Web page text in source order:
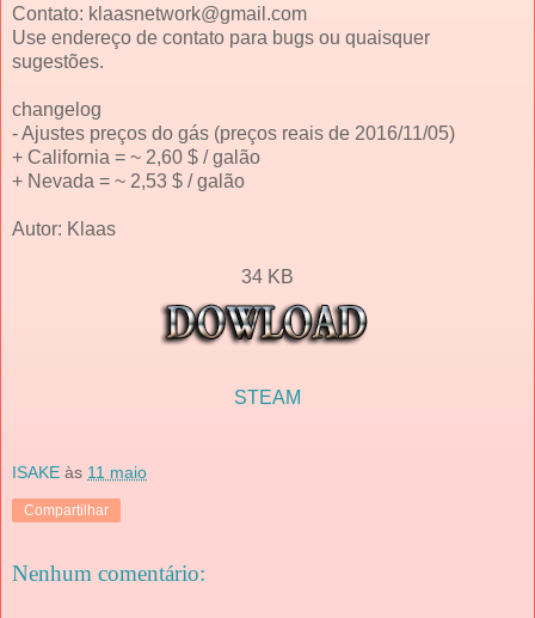
Contato: klaasnetwork@gmail.com
Use endereço de contato para bugs ou quaisquer
sugestões.
changelog
- Ajustes preços do gás (preços reais de 2016/11/05)
+ California = ~ 2,60 $ / galão
+ Nevada = ~ 2,53 $ / galão
Autor: Klaas
34 KB
STEAM
ISAKE às 11 maio
Compartilhar
Nenhum comentário: